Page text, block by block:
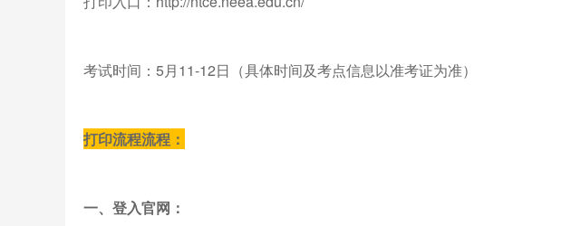
考试时间：5月11-12日（具体时间及考点信息以准考证为准）
打印流程流程：
一、登入官网：